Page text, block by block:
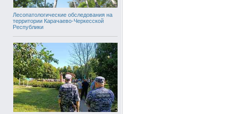
Лесопатологические обследования на
территории Карачаево-Черкесской
Республики